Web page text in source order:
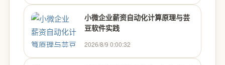
小微企业薪资自动化计算原理与芸
豆软件实践
2026/8/9 0:00:32